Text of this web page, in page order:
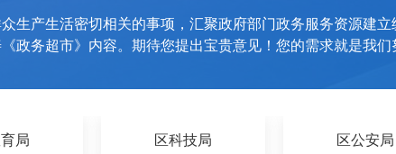
生产生活密切相关的事项，汇聚政府部门政务服务资源建
务超市》内容。期待您提出宝贵意见！您的需求就是我们
局 区科技局 区公安局